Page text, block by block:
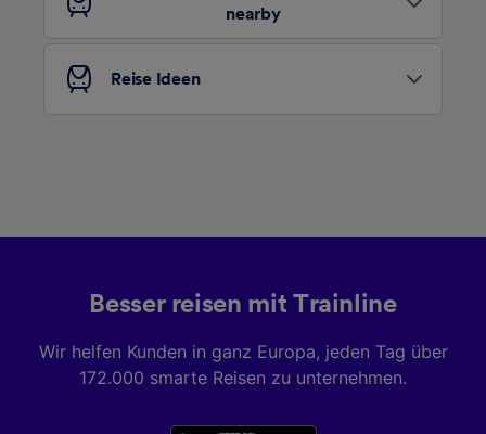
nearby
Reise Ideen
Besser reisen mit Trainline
Wir helfen Kunden in ganz Europa, jeden Tag über
172.000 smarte Reisen zu unternehmen.
Liste der Partner (Lieferanten)